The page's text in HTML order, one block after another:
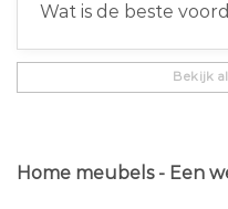
Wat is de beste
Bekijk
Home meubels - Een